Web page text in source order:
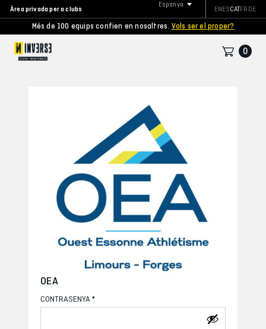
Àrea privada per a clubs
Més de 100 equips confien en nosaltres. Vols ser el proper?
Espanya
ENESCATFR DE
0
OEA
CONTRASENYA *